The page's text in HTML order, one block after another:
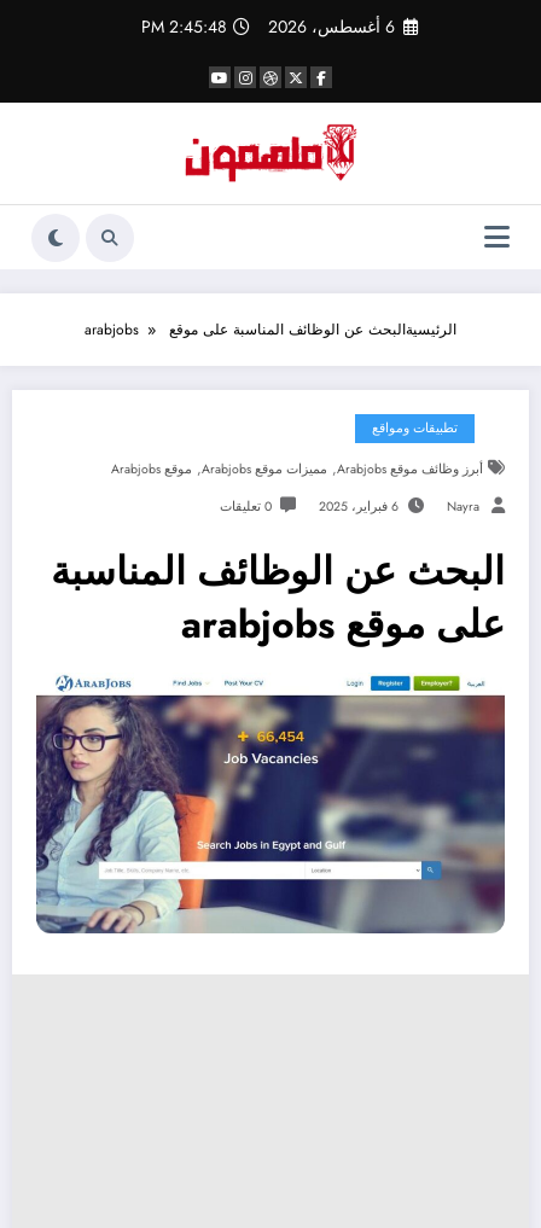
6 أغسطس، 2026 2:45:48 PM
الرئيسيةالبحث عن الوظائف المناسبة على موقع arabjobs
تطبيقات ومواقع
أبرز وظائف موقع Arabjobs , مميزات موقع Arabjobs , موقع Arabjobs
Nayra 6 فبراير، 2025 0 تعليقات
البحث عن الوظائف المناسبة
على موقع arabjobs